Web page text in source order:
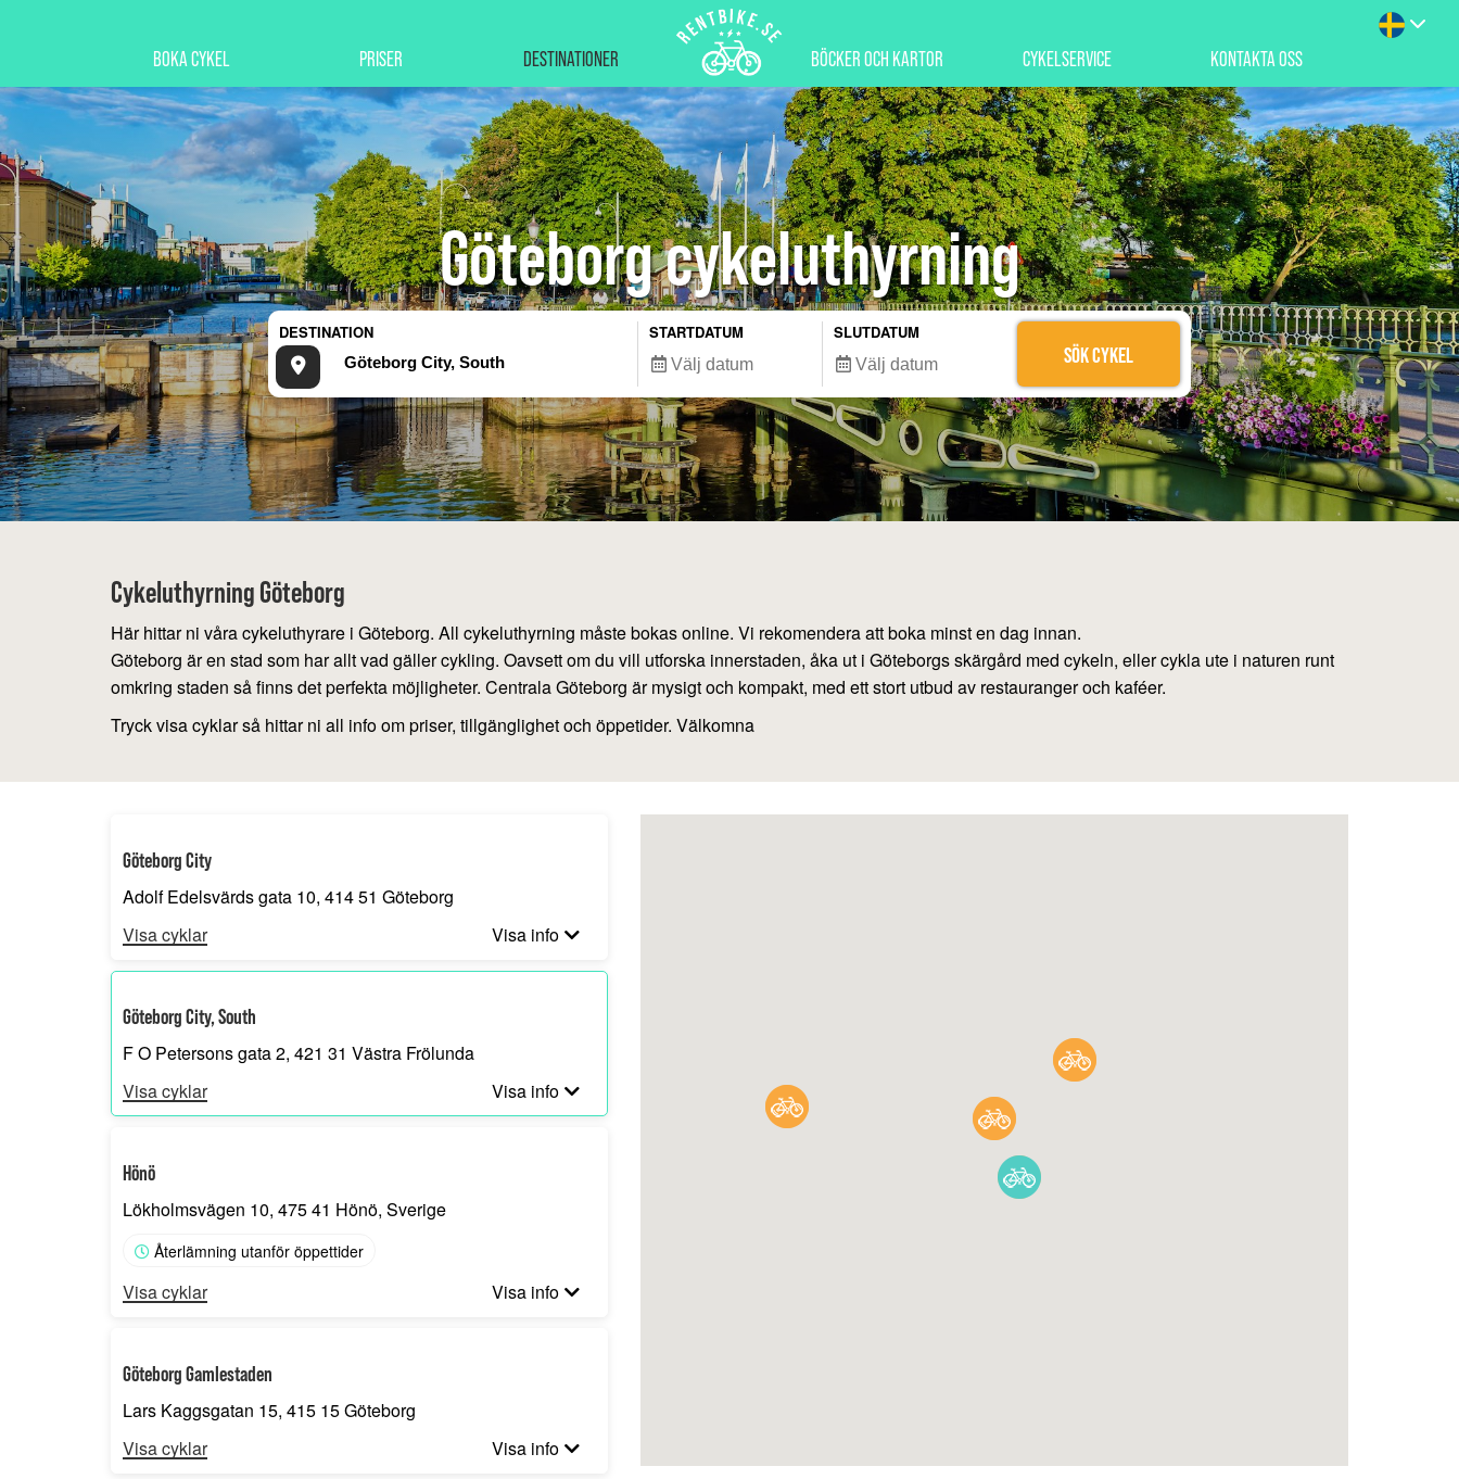
BOKA CYKEL PRISER DESTINATIONER BÖCKER OCH KARTOR CYKELSERVICE KONTAKTA OSS
Göteborg cykeluthyrning
DESTINATION STARTDATUM SLUTDATUM
SÖK CYKEL
Cykeluthyrning Göteborg
Här hittar ni våra cykeluthyrare i Göteborg. All cykeluthyrning måste bokas online. Vi rekomendera att boka minst en dag innan.
Göteborg är en stad som har allt vad gäller cykling. Oavsett om du vill utforska innerstaden, åka ut i Göteborgs skärgård med cykeln, eller cykla ute i naturen runt
omkring staden så finns det perfekta möjligheter. Centrala Göteborg är mysigt och kompakt, med ett stort utbud av restauranger och kaféer.
Tryck visa cyklar så hittar ni all info om priser, tillgänglighet och öppetider. Välkomna
Göteborg City
Adolf Edelsvärds gata 10, 414 51 Göteborg
Visa cyklar
Visa info
Göteborg City, South
F O Petersons gata 2, 421 31 Västra Frölunda
Visa cyklar
Visa info
Hönö
Lökholmsvägen 10, 475 41 Hönö, Sverige
Återlämning utanför öppettider
Visa cyklar Visa info
Göteborg Gamlestaden
Lars Kaggsgatan 15, 415 15 Göteborg
Visa cyklar
Visa info